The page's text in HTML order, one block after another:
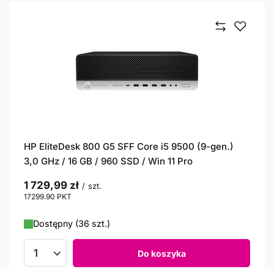
HP EliteDesk 800 G5 SFF Core i5 9500 (9-gen.)
3,0 GHz / 16 GB / 960 SSD / Win 11 Pro
1 729,99 zł / szt.
17299.90 PKT
Dostępny (36 szt.)
Ilość produktów Do koszyka